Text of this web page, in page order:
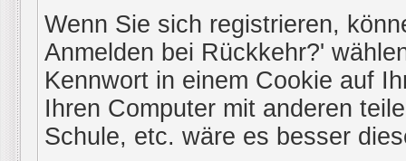
Wenn Sie sich registrieren,
Anmelden bei Rückkehr?'
Kennwort in einem Cookie auf
Ihren Computer mit anderen
Schule, etc. wäre es besser